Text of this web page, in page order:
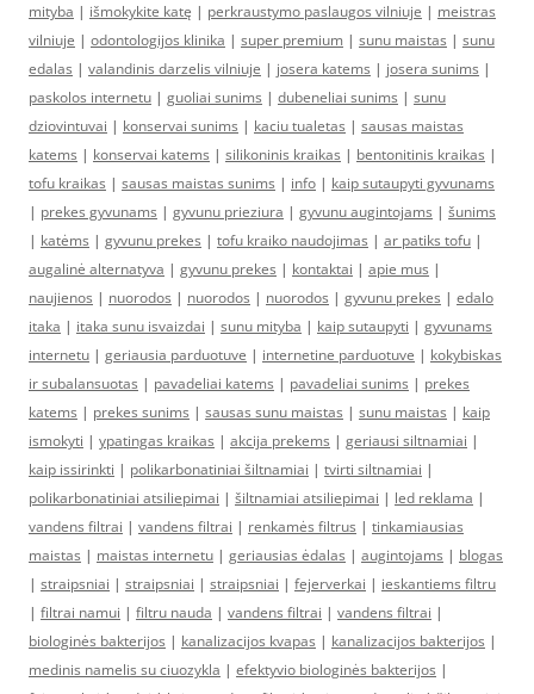
mityba | išmokykite katę | perkraustymo paslaugos vilniuje | meistras
vilniuje | odontologijos klinika | super premium | sunu maistas | sunu
edalas | valandinis darzelis vilniuje | josera katems | josera sunims |
paskolos internetu | guoliai sunims | dubeneliai sunims | sunu
dziovintuvai | konservai sunims | kaciu tualetas | sausas maistas
katems | konservai katems | silikoninis kraikas | bentonitinis kraikas |
tofu kraikas | sausas maistas sunims | info | kaip sutaupyti gyvunams
| prekes gyvunams | gyvunu prieziura | gyvunu augintojams | šunims
| katėms | gyvunu prekes | tofu kraiko naudojimas | ar patiks tofu |
augalinė alternatyva | gyvunu prekes | kontaktai | apie mus |
naujienos | nuorodos | nuorodos | nuorodos | gyvunu prekes | edalo
itaka | itaka sunu isvaizdai | sunu mityba | kaip sutaupyti | gyvunams
internetu | geriausia parduotuve | internetine parduotuve | kokybiskas
ir subalansuotas | pavadeliai katems | pavadeliai sunims | prekes
katems | prekes sunims | sausas sunu maistas | sunu maistas | kaip
ismokyti | ypatingas kraikas | akcija prekems | geriausi siltnamiai |
kaip issirinkti | polikarbonatiniai šiltnamiai | tvirti siltnamiai |
polikarbonatiniai atsiliepimai | šiltnamiai atsiliepimai | led reklama |
vandens filtrai | vandens filtrai | renkamės filtrus | tinkamiausias
maistas | maistas internetu | geriausias ėdalas | augintojams | blogas
| straipsniai | straipsniai | straipsniai | fejerverkai | ieskantiems filtru
| filtrai namui | filtru nauda | vandens filtrai | vandens filtrai |
biologinės bakterijos | kanalizacijos kvapas | kanalizacijos bakterijos |
medinis namelis su ciuozykla | efektyvio biologinės bakterijos |